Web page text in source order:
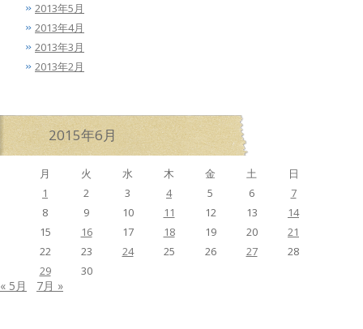
2013年5月
2013年4月
2013年3月
2013年2月
2015年6月
月 火 水 木 金 土
日
1
2 3 4 5 6
7
8
9 10 11 12 13
14
15
16 17 18 19 20
21
22
23 24 25 26 27
28
29
30
« 5月 7月 »